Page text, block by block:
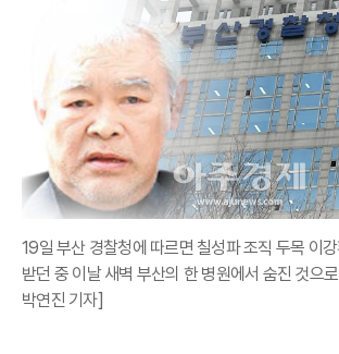
19일 부산 경찰청에 따르면 칠성파 조직 두목 이
받던 중 이날 새벽 부산의 한 병원에서 숨진 것으
박연진 기자]